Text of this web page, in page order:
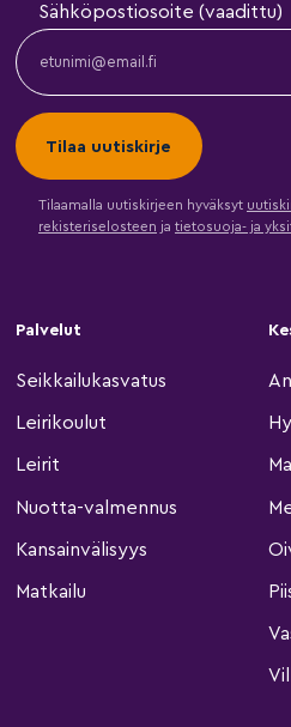
Sähköpostiosoite (vaadittu)
Tilaamalla uutiskirjeen hyväksyt
rekisteriselosteen ja tietosuoja- ja
Palvelut
Seikkailukasvatus
Leirikoulut
Leirit
Nuotta-valmennus
Kansainvälisyys
Matkailu